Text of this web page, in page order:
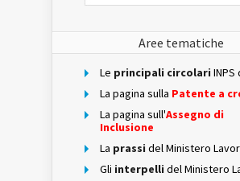
Aree tematiche
Le principali circolari INPS
La pagina sulla Patente a
La pagina sull'Assegno di
Inclusione
La prassi del Ministero
Gli interpelli del Ministero